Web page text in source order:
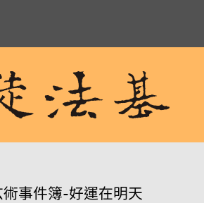
術事件簿-好運在明天